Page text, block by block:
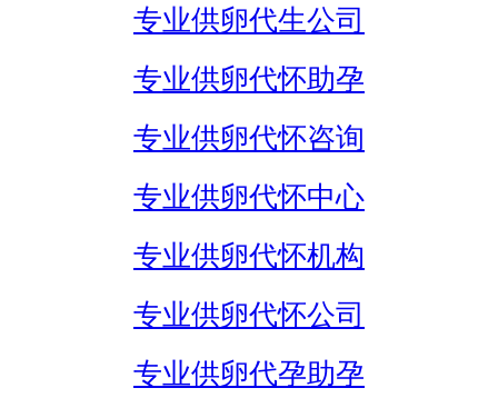
专业供卵代生公司
专业供卵代怀助孕
专业供卵代怀咨询
专业供卵代怀中心
专业供卵代怀机构
专业供卵代怀公司
专业供卵代孕助孕